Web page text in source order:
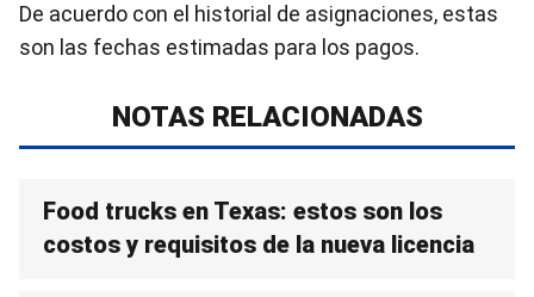
De acuerdo con el historial de asignaciones, estas
son las fechas estimadas para los pagos.
NOTAS RELACIONADAS
Food trucks en Texas: estos son los
costos y requisitos de la nueva licencia